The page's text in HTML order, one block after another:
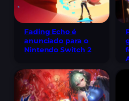
Fading Echo é
anunciado para o
Nintendo Switch 2